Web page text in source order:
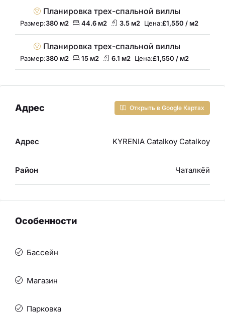
Планировка трех-спальной виллы
Размер:380 м2 44.6 м2 3.5 м2 Цена:£1,550 / м2
Планировка трех-спальной виллы
Размер:380 м2 15 м2 6.1 м2 Цена:£1,550 / м2
Адрес Открыть в Google Картах
Адрес KYRENIA Catalkoy Catalkoy
Район Чаталкёй
Особенности
Бассейн
Магазин
Парковка